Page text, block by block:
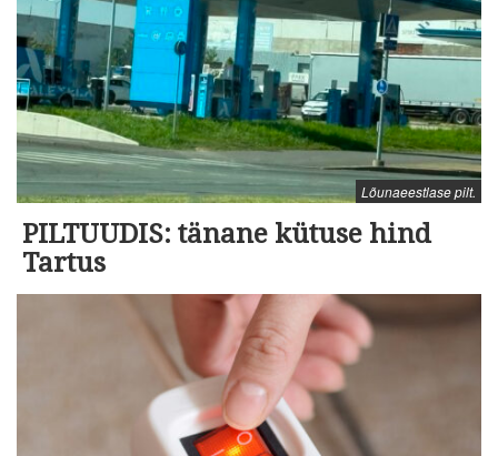
Lõunaeestlase pilt.
PILTUUDIS: tänane kütuse hind
Tartus